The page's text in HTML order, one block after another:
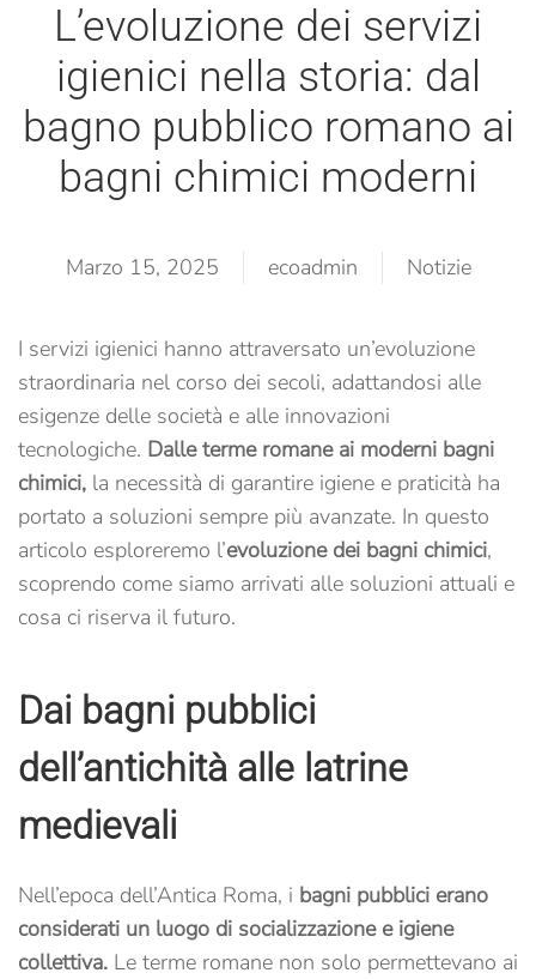
L’evoluzione dei servizi
igienici nella storia: dal
bagno pubblico romano ai
bagni chimici moderni
Marzo 15, 2025 ecoadmin Notizie
I servizi igienici hanno attraversato un’evoluzione
straordinaria nel corso dei secoli, adattandosi alle
esigenze delle società e alle innovazioni
tecnologiche. Dalle terme romane ai moderni bagni
chimici, la necessità di garantire igiene e praticità ha
portato a soluzioni sempre più avanzate. In questo
articolo esploreremo l’evoluzione dei bagni chimici,
scoprendo come siamo arrivati alle soluzioni attuali e
cosa ci riserva il futuro.
Dai bagni pubblici
dell’antichità alle latrine
medievali
Nell’epoca dell’Antica Roma, i bagni pubblici erano
considerati un luogo di socializzazione e igiene
collettiva. Le terme romane non solo permettevano ai